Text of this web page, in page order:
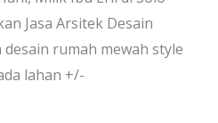
Jasa Arsitek Desain
rumah mewah style
lahan +/-